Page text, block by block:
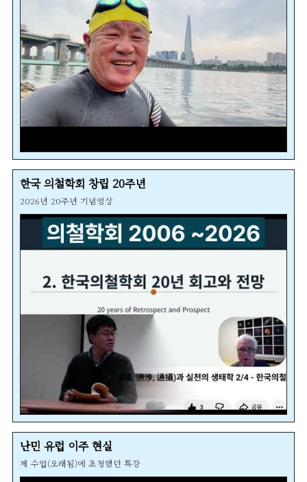
한국 의철학회 창립 20주년
2026년 20주년 기념영상
난민 유럽 이주 현실
제 수업(오래됨)에 초청했던 특강